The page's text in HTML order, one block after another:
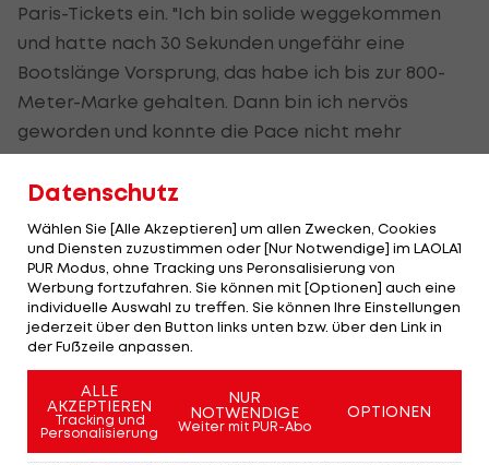
Paris-Tickets ein. "Ich bin solide weggekommen
und hatte nach 30 Sekunden ungefähr eine
Bootslänge Vorsprung, das habe ich bis zur 800-
Meter-Marke gehalten. Dann bin ich nervös
geworden und konnte die Pace nicht mehr
mitgehen", erklärte der 24-Jährige.
Er nehme viel Erfahrungen mit in den nächsten
Olympia-Zyklus, meinte Maurer. "Auch wenn ich
mein Ziel verfehlt habe, bin ich nicht unzufrieden.
Aber logischerweise ärgere ich mich." Ana-Roxana
Lehaci (500 m/Kajak) und Manfred Pallinger (1.000
m/Canadier) verpassten den Einzug ins Finale.
Damit ist Österreich in Frankreich im Kanu-
Flachwasser nicht vertreten, im Wildwasser
halten aktuell Corinna Kuhnle und Felix Oschmautz
Datenschutz
Wählen Sie [Alle Akzeptieren] um allen Zwecken, Cookies
und Diensten zuzustimmen oder [Nur Notwendige] im LAOLA1
PUR Modus, ohne Tracking uns Peronsalisierung von
Werbung fortzufahren. Sie können mit [Optionen] auch eine
individuelle Auswahl zu treffen. Sie können Ihre Einstellungen
jederzeit über den Button links unten bzw. über den Link in
der Fußzeile anpassen.
ALLE
AKZEPTIEREN
Tracking und
Personalisierung
NUR
NOTWENDIGE
Weiter mit PUR-Abo
OPTIONEN